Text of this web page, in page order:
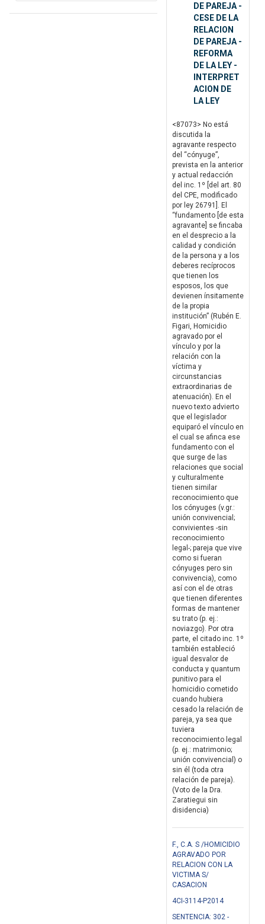
DE PAREJA -
CESE DE LA
RELACION
DE PAREJA -
REFORMA
DE LA LEY -
INTERPRET
ACION DE
LA LEY
<87073> No está
discutida la
agravante respecto
del “cónyuge”,
prevista en la anterior
y actual redacción
del inc. 1º [del art. 80
del CPE, modificado
por ley 26791]. El
“fundamento [de esta
agravante] se fincaba
en el desprecio a la
calidad y condición
de la persona y a los
deberes recíprocos
que tienen los
esposos, los que
devienen ínsitamente
de la propia
institución” (Rubén E.
Figari, Homicidio
agravado por el
vínculo y por la
relación con la
víctima y
circunstancias
extraordinarias de
atenuación). En el
nuevo texto advierto
que el legislador
equiparó el vínculo en
el cual se afinca ese
fundamento con el
que surge de las
relaciones que social
y culturalmente
tienen similar
reconocimiento que
los cónyuges (v.gr.:
unión convivencial;
convivientes -sin
reconocimiento
legal-; pareja que vive
como si fueran
cónyuges pero sin
convivencia), como
así con el de otras
que tienen diferentes
formas de mantener
su trato (p. ej.:
noviazgo). Por otra
parte, el citado inc. 1º
también estableció
igual desvalor de
conducta y quantum
punitivo para el
homicidio cometido
cuando hubiera
cesado la relación de
pareja, ya sea que
tuviera
reconocimiento legal
(p. ej.: matrimonio;
unión convivencial) o
sin él (toda otra
relación de pareja).
(Voto de la Dra.
Zaratiegui sin
disidencia)
F., C.A. S /HOMICIDIO
AGRAVADO POR
RELACION CON LA
VICTIMA S/
CASACION
4CI-3114-P2014
SENTENCIA: 302 -